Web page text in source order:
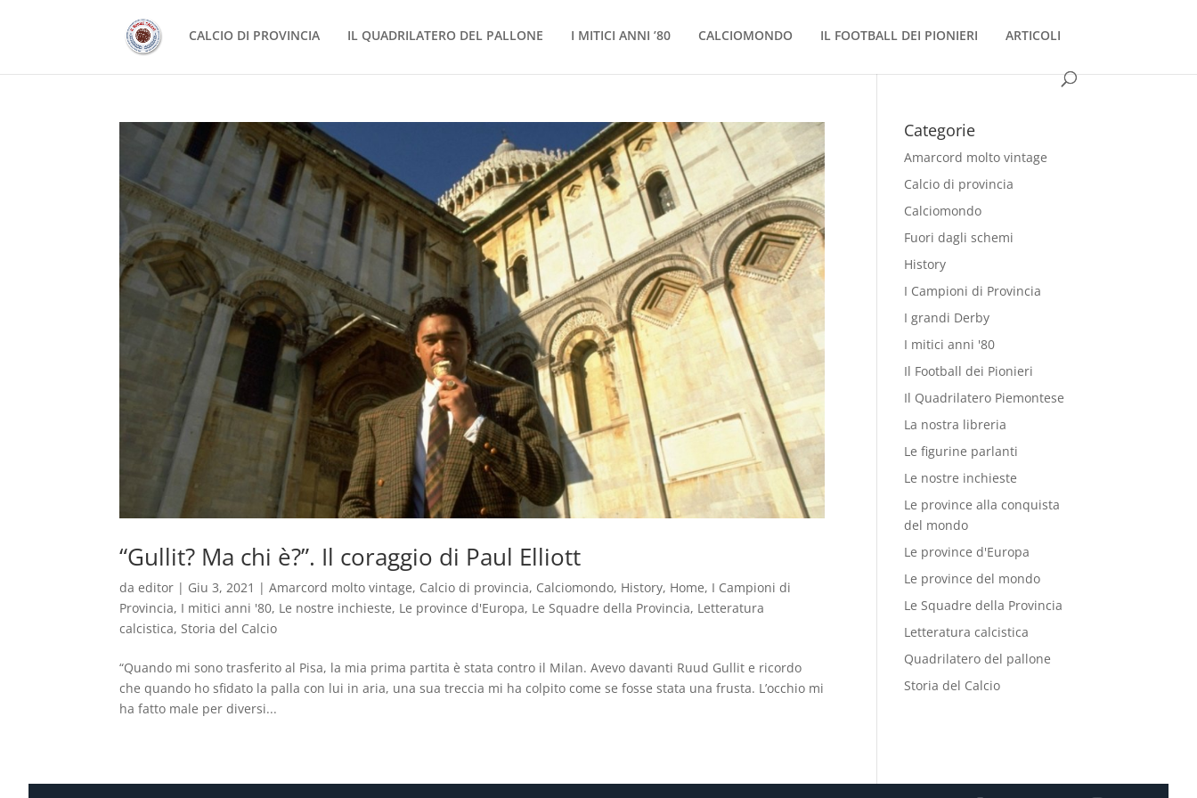
CALCIO DI PROVINCIA IL QUADRILATERO DEL PALLONE I MITICI ANNI ’80 CALCIOMONDO IL FOOTBALL DEI PIONIERI ARTICOLI
“Gullit? Ma chi è?”. Il coraggio di Paul Elliott
daeditor | Giu 3, 2021 |Amarcord molto vintage, Calcio di provincia, Calciomondo, History, Home, I Campioni di
Provincia, I mitici anni '80, Le nostre inchieste, Le province d'Europa, Le Squadre della Provincia, Letteratura
calcistica, Storia del Calcio
“Quando mi sono trasferito al Pisa, la mia prima partita è stata contro il Milan. Avevo davanti Ruud Gullit e ricordo
che quando ho sfidato la palla con lui in aria, una sua treccia mi ha colpito come se fosse stata una frusta. L’occhio mi
ha fatto male per diversi...
Categorie
Amarcord molto vintage
Calcio di provincia
Calciomondo
Fuori dagli schemi
History
I Campioni di Provincia
I grandi Derby
I mitici anni '80
Il Football dei Pionieri
Il Quadrilatero Piemontese
La nostra libreria
Le figurine parlanti
Le nostre inchieste
Le province alla conquista
del mondo
Le province d'Europa
Le province del mondo
Le Squadre della Provincia
Letteratura calcistica
Quadrilatero del pallone
Storia del Calcio